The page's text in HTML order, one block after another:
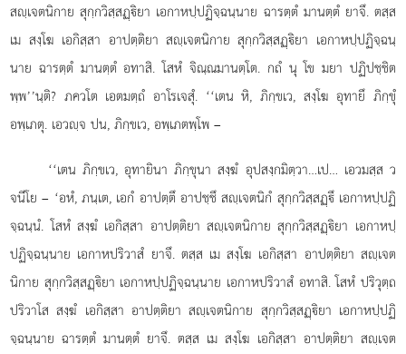
สฺเจตนิกาย สุกฺกวิสฺสฏฺิยา เอกาหปฺปฏิจฺฉนฺนาย ฉารตฺตํ มานตฺตํ ยาจึ. ตสฺส
เม สงฺโฆ เอกิสฺสา อาปตฺติยา สฺเจตนิกาย สุกฺกวิสฺสฏฺิยา เอกาหปฺปฏิจฺฉนฺ
นาย ฉารตฺตํ มานตฺตํ อทาสิ. โสหํ จิณฺณมานตฺโต. กถํ นุ โข มยา ปฏิปชฺชิต
พฺพ’’นฺติ? ภควโต เอตมตฺถํ อาโรเจสุํ. ‘‘เตน หิ, ภิกฺขเว, สงฺโฆ อุทายึ ภิกฺขุํ
อพฺเภตุ. เอวฺจ ปน, ภิกฺขเว, อพฺเภตพฺโพ –
‘‘เตน ภิกฺขเว, อุทายินา ภิกฺขุนา สงฺฆํ อุปสงฺกมิตฺวา…เป… เอวมสฺส ว
จนีโย – ‘อหํ, ภนฺเต, เอกํ อาปตฺตึ อาปชฺชึ สฺเจตนิกํ สุกฺกวิสฺสฏฺึ เอกาหปฺปฏิ
จฺฉนฺนํ. โสหํ สงฺฆํ เอกิสฺสา อาปตฺติยา สฺเจตนิกาย สุกฺกวิสฺสฏฺิยา เอกาหปฺ
ปฏิจฺฉนฺนาย เอกาหปริวาสํ ยาจึ. ตสฺส เม สงฺโฆ เอกิสฺสา อาปตฺติยา สฺเจต
นิกาย สุกฺกวิสฺสฏฺิยา เอกาหปฺปฏิจฺฉนฺนาย เอกาหปริวาสํ อทาสิ. โสหํ ปริวุตฺถ
ปริวาโส สงฺฆํ เอกิสฺสา อาปตฺติยา สฺเจตนิกาย สุกฺกวิสฺสฏฺิยา เอกาหปฺปฏิ
จฺฉนฺนาย ฉารตฺตํ มานตฺตํ ยาจึ. ตสฺส เม สงฺโฆ เอกิสฺสา อาปตฺติยา สฺเจต